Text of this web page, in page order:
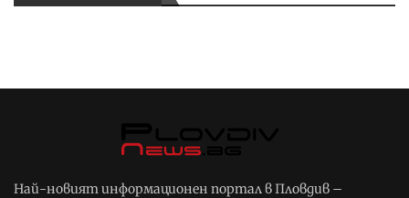
Най-новият информационен портал в Пловдив –